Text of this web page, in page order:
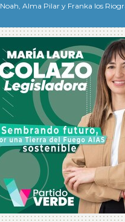
Noah, Alma Pilar y Franka los